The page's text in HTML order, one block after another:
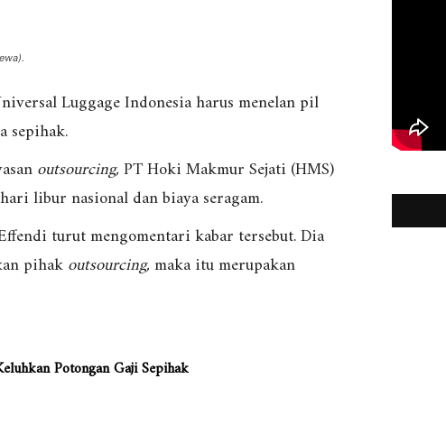
Luggage Indonesia harus menelan pil
sepihak.
outsourcing,PT Hoki Makmur Sejati (HMS)
libur nasional dan biaya seragam.
turut mengomentari kabar tersebut. Dia
pihakoutsourcing,maka itu merupakan
Potongan Gaji Sepihak